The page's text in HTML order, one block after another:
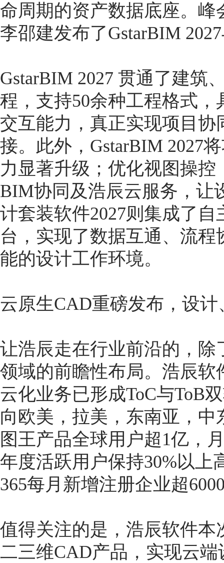
命周期的资产数据底座。
李邵建发布了GstarBIM
GstarBIM 2027 贯通了建筑
程，支持50余种工程格式
交互能力，真正实现项目
接。此外，GstarBIM 2027
力显著升级；优化视图操
BIM协同及浩辰云服务，让
计套装软件2027则集成了
台，实现了数据互通、流
能的设计工作环境。
云原生CAD重磅发布，设
让浩辰走在行业前沿的，
领域的前瞻性布局。浩辰
云化业务已形成ToC与ToB
向欧美，拉美，东南亚，
图王产品全球用户超1亿，
年度活跃用户保持30%以上
365每月新增注册企业超
值得关注的是，浩辰软件
二三维CAD产品，实现云